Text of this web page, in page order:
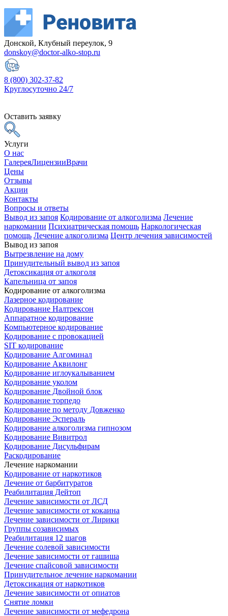
Донской, Клубный переулок, 9
donskoy@doctor-alko-stop.ru
8 (800) 302-37-82
Круглосуточно 24/7
Оставить заявку
Услуги
О нас
ГалереяЛицензииВрачи
Цены
Отзывы
Акции
Контакты
Вопросы и ответы
Вывод из запоя Кодирование от алкоголизма Лечение
наркомании Психиатрическая помощь Наркологическая
помощь Лечение алкоголизма Центр лечения зависимостей
Вывод из запоя
Вытрезвление на дому
Принудительный вывод из запоя
Детоксикация от алкоголя
Капельница от запоя
Кодирование от алкоголизма
Лазерное кодирование
Кодирование Налтрексон
Аппаратное кодирование
Компьютерное кодирование
Кодирование с провокацией
SIT кодирование
Кодирование Алгоминал
Кодирование Аквилонг
Кодирование иглоукалыванием
Кодирование уколом
Кодирование Двойной блок
Кодирование торпедо
Кодирование по методу Довженко
Кодирование Эспераль
Кодирование алкоголизма гипнозом
Кодирование Вивитрол
Кодирование Дисульфирам
Раскодирование
Лечение наркомании
Кодирование от наркотиков
Лечение от барбитуратов
Реабилитация Дейтоп
Лечение зависимости от ЛСД
Лечение зависимости от кокаина
Лечение зависимости от Лирики
Группы созависимых
Реабилитация 12 шагов
Лечение солевой зависимости
Лечение зависимости от гашиша
Лечение спайсовой зависимости
Принудительное лечение наркомании
Детоксикация от наркотиков
Лечение зависимости от опиатов
Снятие ломки
Лечение зависимости от мефедрона